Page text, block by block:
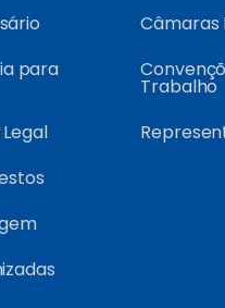
para
Câmaras
Trabalho